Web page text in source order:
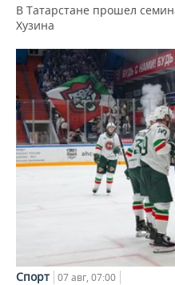
В Татарстане прошел
Хузина
Спорт 07 авг, 07:00